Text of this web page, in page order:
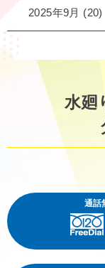
2025年9月 (20)
水廻
通話